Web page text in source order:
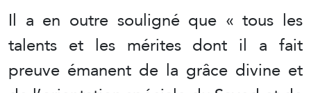
Il a en outre souligné que « tous les
talents et les mérites dont il a fait
preuve émanent de la grâce divine et